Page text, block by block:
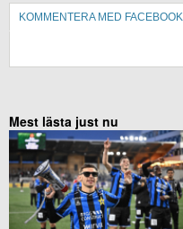
KOMMENTERA MED FACEBOOK
Mest lästa just nu